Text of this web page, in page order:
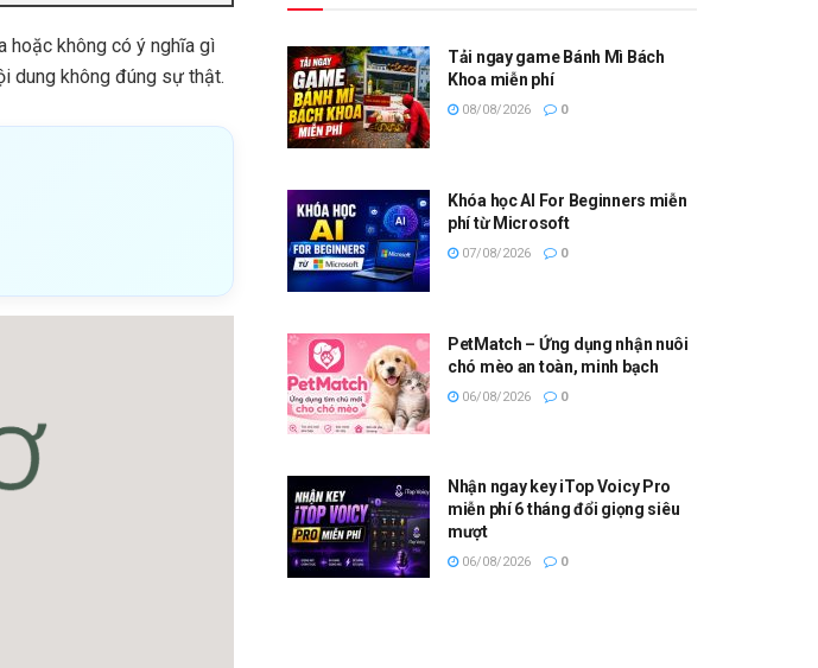
hoặc không có ý nghĩa gì
dung không đúng sự thật.
Tải ngay game Bánh Mì Bách
Khoa miễn phí
08/08/2026 0
Khóa học AI For Beginners miễn
phí từ Microsoft
07/08/2026 0
PetMatch – Ứng dụng nhận nuôi
chó mèo an toàn, minh bạch
06/08/2026 0
Nhận ngay key iTop Voicy Pro
miễn phí 6 tháng đổi giọng siêu
mượt
06/08/2026 0